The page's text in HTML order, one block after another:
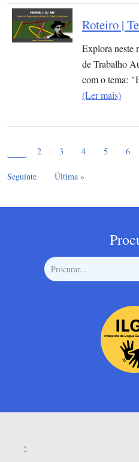
Roteiro |
Explora neste
de Trabalho
com o tema:
(Ler mais)
Page
2 Page
3 Page
4 Page
5 Page
6
Seguinte Última página
Última »